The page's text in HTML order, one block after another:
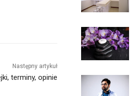
Następny artykuł
terminy, opinie